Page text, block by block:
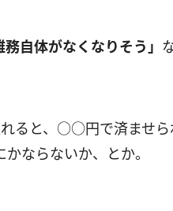
自体がなくなりそう」
ると、○○円で済ませ
ならないか、とか。